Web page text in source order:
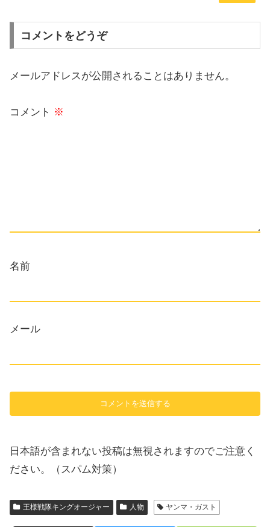
コメントをどうぞ
メールアドレスが公開されることはありません。
コメント ※
名前
メール
日本語が含まれない投稿は無視されますのでご注意く
ださい。（スパム対策）
王様戦隊キングオージャー 人物 ヤンマ・ガスト